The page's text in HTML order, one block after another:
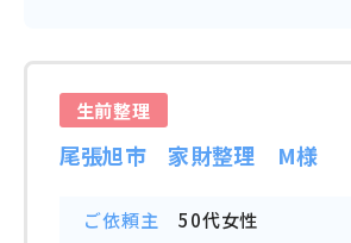
生前整理
尾張旭市 家財整理 M様
ご依頼主 50代女性